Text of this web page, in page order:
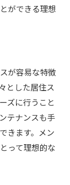
ができる理想
が容易な特徴
とした居住ス
ズに行うこと
テナンスも手
きます。メン
って理想的な